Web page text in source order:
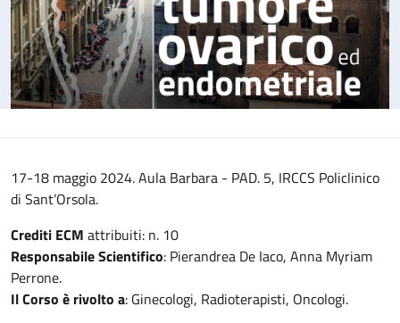
17-18 maggio 2024. Aula Barbara - PAD. 5, IRCCS Policlinico
di Sant’Orsola.
Crediti ECM attribuiti: n. 10
Responsabile Scientifico: Pierandrea De Iaco, Anna Myriam
Perrone.
Il Corso è rivolto a: Ginecologi, Radioterapisti, Oncologi.